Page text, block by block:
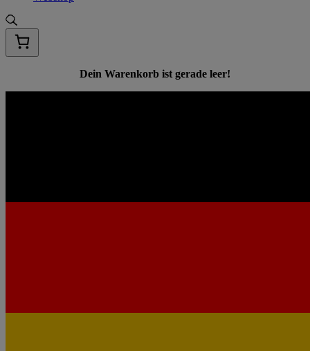
Dein Warenkorb ist gerade leer!